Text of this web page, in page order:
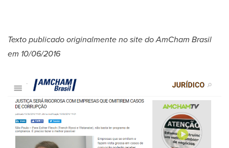
Texto publicado originalmente no site do AmCham Brasil
em 10/06/2016